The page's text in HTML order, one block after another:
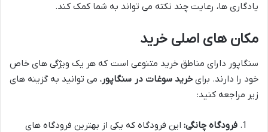
یادگاری ها، رعایت چند نکته می تواند به شما کمک کند.
مکان های اصلی خرید
سنگاپور دارای مناطق خرید متنوعی است که هر یک ویژگی های خاص
خود را دارند. برایخرید سوغات در سنگاپور، می توانید به گزینه های
زیر مراجعه کنید:
فرودگاه چانگی: این فرودگاه که یکی از بهترین فرودگاه های